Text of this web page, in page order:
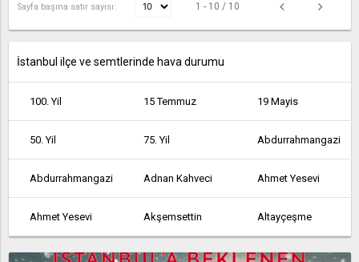
Sayfa başına satır sayısı: 1 - 10 / 10
İstanbul ilçe ve semtlerinde hava durumu
100. Yil 15 Temmuz 19 Mayis
50. Yil 75. Yil Abdurrahmangazi
Abdurrahmangazi Adnan Kahveci Ahmet Yesevi
Ahmet Yesevi Akşemsettin Altayçeşme
Altinşehir Altintepe Altintepsi